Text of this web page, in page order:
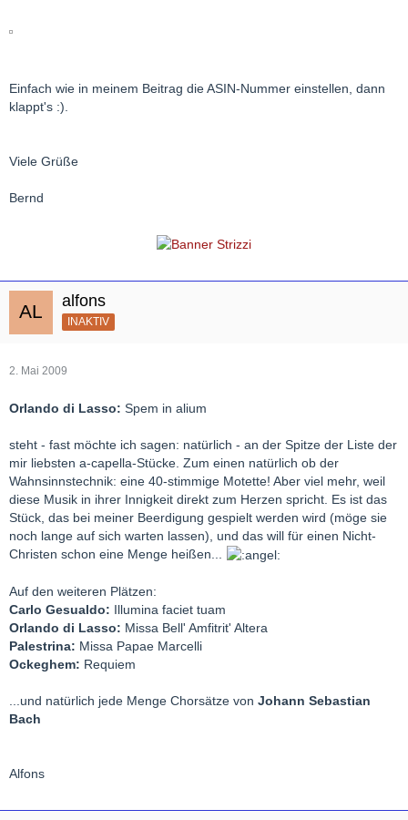
Einfach wie in meinem Beitrag die ASIN-Nummer einstellen, dann
klappt's :).
Viele Grüße
Bernd
alfons
INAKTIV
2. Mai 2009
Orlando di Lasso: Spem in alium
steht - fast möchte ich sagen: natürlich - an der Spitze der Liste der
mir liebsten a-capella-Stücke. Zum einen natürlich ob der
Wahnsinnstechnik: eine 40-stimmige Motette! Aber viel mehr, weil
diese Musik in ihrer Innigkeit direkt zum Herzen spricht. Es ist das
Stück, das bei meiner Beerdigung gespielt werden wird (möge sie
noch lange auf sich warten lassen), und das will für einen Nicht-
Christen schon eine Menge heißen...
Auf den weiteren Plätzen:
Carlo Gesualdo: Illumina faciet tuam
Orlando di Lasso: Missa Bell' Amfitrit' Altera
Palestrina: Missa Papae Marcelli
Ockeghem: Requiem
...und natürlich jede Menge Chorsätze von Johann Sebastian
Bach
Alfons